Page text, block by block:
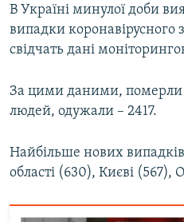
КТАТ
Усі сайти RFE/RL
В Україні минулої доби
випадки коронавірусного
свідчать дані
За цими даними, померли
людей, одужали – 2417.
Найбільше нових
області (630), Києві (567),